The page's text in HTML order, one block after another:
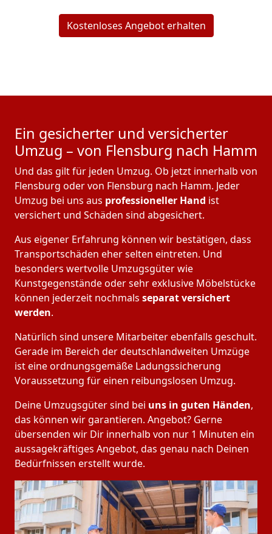
Kostenloses Angebot erhalten
Ein gesicherter und versicherter
Umzug – von Flensburg nach Hamm
Und das gilt für jeden Umzug. Ob jetzt innerhalb von
Flensburg oder von Flensburg nach Hamm. Jeder
Umzug bei uns aus professioneller Hand ist
versichert und Schäden sind abgesichert.
Aus eigener Erfahrung können wir bestätigen, dass
Transportschäden eher selten eintreten. Und
besonders wertvolle Umzugsgüter wie
Kunstgegenstände oder sehr exklusive Möbelstücke
können jederzeit nochmals separat versichert
werden.
Natürlich sind unsere Mitarbeiter ebenfalls geschult.
Gerade im Bereich der deutschlandweiten Umzüge
ist eine ordnungsgemäße Ladungssicherung
Voraussetzung für einen reibungslosen Umzug.
Deine Umzugsgüter sind bei uns in guten Händen,
das können wir garantieren. Angebot? Gerne
übersenden wir Dir innerhalb von nur 1 Minuten ein
aussagekräftiges Angebot, das genau nach Deinen
Bedürfnissen erstellt wurde.